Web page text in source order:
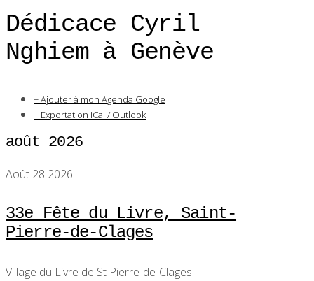
Dédicace Cyril
Nghiem à Genève
+ Ajouter à mon Agenda Google
+ Exportation iCal / Outlook
août 2026
Août 28 2026
33e Fête du Livre, Saint-
Pierre-de-Clages
Village du Livre de St Pierre-de-Clages